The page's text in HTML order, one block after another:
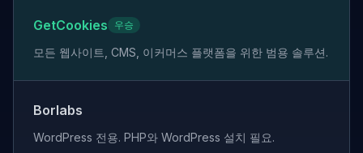
GetCookies 우승
모든 웹사이트, CMS, 이커머스 플랫폼을 위한 범용 솔루션.
Borlabs
WordPress 전용. PHP와 WordPress 설치 필요.